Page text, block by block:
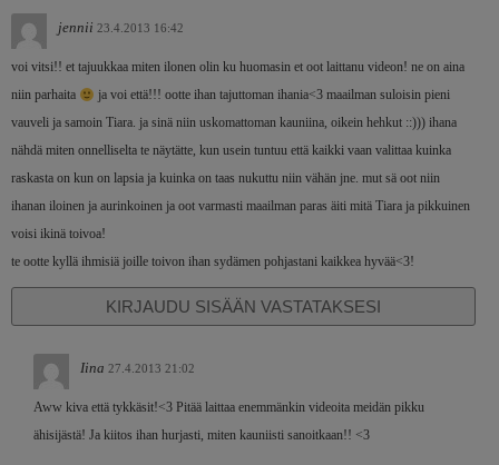
jennii 23.4.2013 16:42
voi vitsi!! et tajuukkaa miten ilonen olin ku huomasin et oot laittanu videon! ne on aina
niin parhaita
ja voi että!!! ootte ihan tajuttoman ihania<3 maailman suloisin pieni
vauveli ja samoin Tiara. ja sinä niin uskomattoman kauniina, oikein hehkut ::))) ihana
nähdä miten onnelliselta te näytätte, kun usein tuntuu että kaikki vaan valittaa kuinka
raskasta on kun on lapsia ja kuinka on taas nukuttu niin vähän jne. mut sä oot niin
ihanan iloinen ja aurinkoinen ja oot varmasti maailman paras äiti mitä Tiara ja pikkuinen
voisi ikinä toivoa!
te ootte kyllä ihmisiä joille toivon ihan sydämen pohjastani kaikkea hyvää<3!
KIRJAUDU SISÄÄN VASTATAKSESI
Iina 27.4.2013 21:02
Aww kiva että tykkäsit!<3 Pitää laittaa enemmänkin videoita meidän pikku
ähisijästä! Ja kiitos ihan hurjasti, miten kauniisti sanoitkaan!! <3